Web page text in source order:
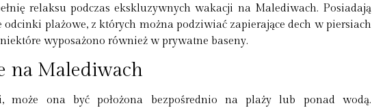
relaksu podczas ekskluzywnych wakacji na Malediwach. Posiadają
odcinki plażowe, z których można podziwiać zapierające dech w piersiach
wyposażono również w prywatne baseny.
na Malediwach
ona być położona bezpośrednio na plaży lub ponad wodą.